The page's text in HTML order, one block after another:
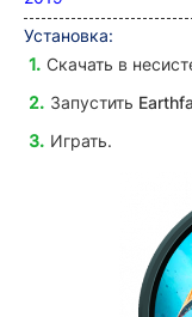
Установка:
Скачать в
Запустить
Играть.